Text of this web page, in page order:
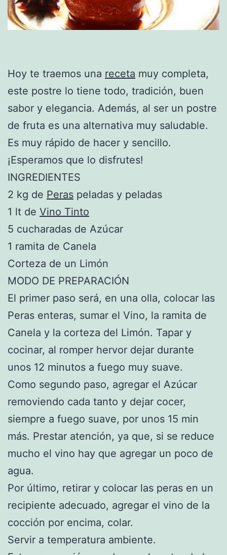
Hoy te traemos una receta muy completa,
este postre lo tiene todo, tradición, buen
sabor y elegancia. Además, al ser un postre
de fruta es una alternativa muy saludable.
Es muy rápido de hacer y sencillo.
¡Esperamos que lo disfrutes!
INGREDIENTES
2 kg de Peras peladas y peladas
1 lt de Vino Tinto
5 cucharadas de Azúcar
1 ramita de Canela
Corteza de un Limón
MODO DE PREPARACIÓN
El primer paso será, en una olla, colocar las
Peras enteras, sumar el Vino, la ramita de
Canela y la corteza del Limón. Tapar y
cocinar, al romper hervor dejar durante
unos 12 minutos a fuego muy suave.
Como segundo paso, agregar el Azúcar
removiendo cada tanto y dejar cocer,
siempre a fuego suave, por unos 15 min
más. Prestar atención, ya que, si se reduce
mucho el vino hay que agregar un poco de
agua.
Por último, retirar y colocar las peras en un
recipiente adecuado, agregar el vino de la
cocción por encima, colar.
Servir a temperatura ambiente.